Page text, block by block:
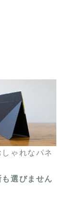
ゃれなパネ
選びません